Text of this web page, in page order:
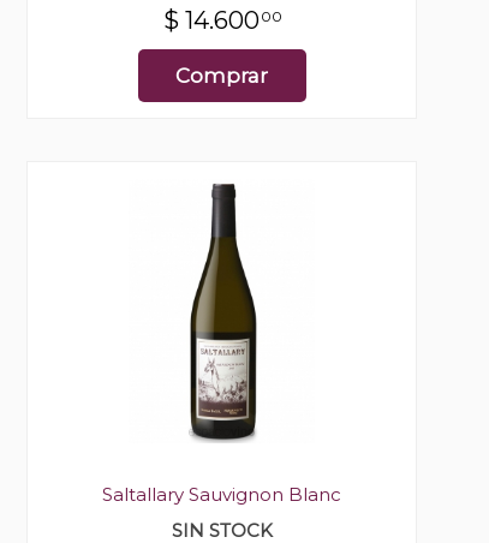
$ 14.60000
Comprar
Saltallary Sauvignon Blanc
SIN STOCK